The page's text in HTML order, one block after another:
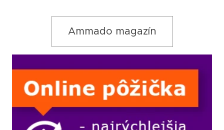
Ammado magazín